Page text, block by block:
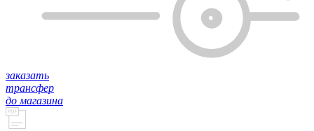
заказать
трансфер
до магазина